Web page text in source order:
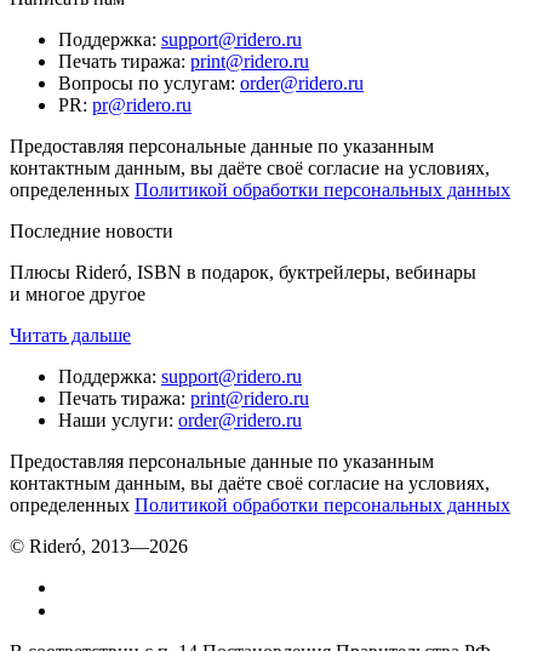
Поддержка: support@ridero.ru
Печать тиража: print@ridero.ru
Вопросы по услугам: order@ridero.ru
PR: pr@ridero.ru
Предоставляя персональные данные по указанным
контактным данным, вы даёте своё согласие на условиях,
определенных Политикой обработки персональных данных
Последние новости
Плюсы Rideró, ISBN в подарок, буктрейлеры, вебинары
и многое другое
Читать дальше
Поддержка: support@ridero.ru
Печать тиража: print@ridero.ru
Наши услуги: order@ridero.ru
Предоставляя персональные данные по указанным
контактным данным, вы даёте своё согласие на условиях,
определенных Политикой обработки персональных данных
© Rideró, 2013—2026